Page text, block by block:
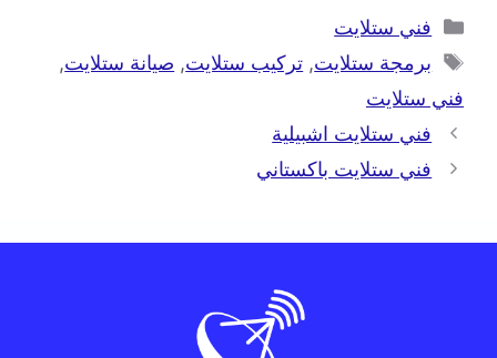
فني ستلايت
برمجة ستلايت, تركيب ستلايت, صيانة ستلايت,
فني ستلايت
فني ستلايت اشبيلية
فني ستلايت باكستاني